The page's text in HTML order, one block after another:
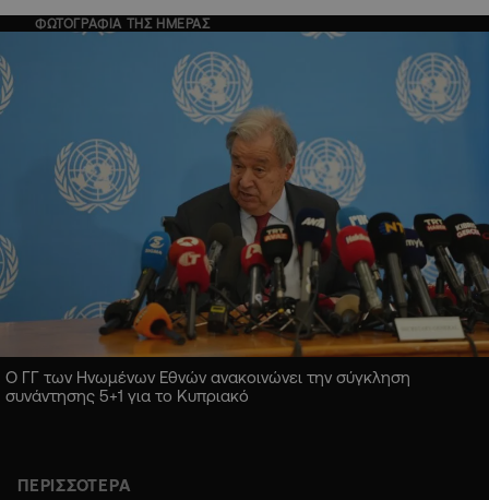
ΦΩΤΟΓΡΑΦΙΑ ΤΗΣ ΗΜΕΡΑΣ
Ο ΓΓ των Ηνωμένων Εθνών ανακοινώνει την σύγκληση
συνάντησης 5+1 για το Κυπριακό
ΠΕΡΙΣΣΟΤΕΡΑ